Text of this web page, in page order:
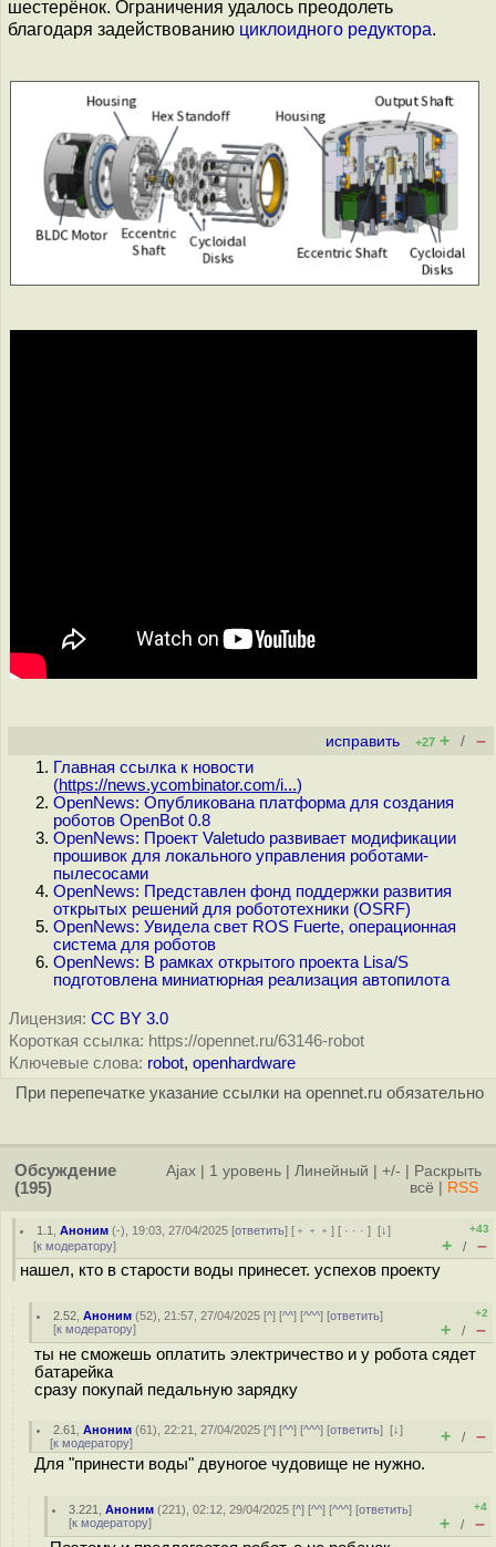
шестерёнок. Ограничения удалось преодолеть
благодаря задействованию циклоидного редуктора.
исправить +27 + / –
Главная ссылка к новости
(https://news.ycombinator.com/i...)
OpenNews: Опубликована платформа для создания
роботов OpenBot 0.8
OpenNews: Проект Valetudo развивает модификации
прошивок для локального управления роботами-
пылесосами
OpenNews: Представлен фонд поддержки развития
открытых решений для робототехники (OSRF)
OpenNews: Увидела свет ROS Fuerte, операционная
система для роботов
OpenNews: В рамках открытого проекта Lisa/S
подготовлена миниатюрная реализация автопилота
Лицензия: CC BY 3.0
Короткая ссылка: https://opennet.ru/63146-robot
Ключевые слова: robot, openhardware
При перепечатке указание ссылки на opennet.ru обязательно
Обсуждение
(195)
Ajax 1 уровень Линейный +/-
Раскрыть
всё
RSS
1.1 ,Аноним (-), 19:03, 27/04/2025 [ответить] [ ﹢﹢﹢] [ · · ·][↓]
[к модератору]
+43
+ / –
нашел, кто в старости воды принесет. успехов проекту
2.52 ,Аноним (52), 21:57, 27/04/2025 [^] [^^] [^^^] [ответить]
[к модератору]
+2
+ / –
ты не сможешь оплатить электричество и у робота сядет
батарейка
сразу покупай педальную зарядку
2.61 ,Аноним (61), 22:21, 27/04/2025 [^] [^^] [^^^] [ответить][↓]
[к модератору] + / –
Для "принести воды" двуногое чудовище не нужно.
3.221 ,Аноним (221), 02:12, 29/04/2025 [^] [^^] [^^^] [ответить]
[к модератору]
+4
+ / –